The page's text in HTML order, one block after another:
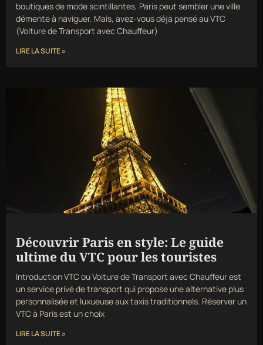
boutiques de mode scintillantes, Paris peut sembler une ville
démente à naviguer. Mais, avez-vous déjà pensé au VTC
(Voiture de Transport avec Chauffeur)
LIRE LA SUITE »
Découvrir Paris en style: Le guide
ultime du VTC pour les touristes
Introduction VTC ou Voiture de Transport avec Chauffeur est
un service privé de transport qui propose une alternative plus
personnalisée et luxueuse aux taxis traditionnels. Réserver un
VTC à Paris est un choix
LIRE LA SUITE »